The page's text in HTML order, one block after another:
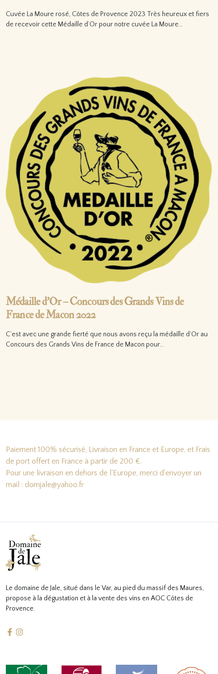
Cuvée La Moure rosé, Côtes de Provence 2023 Très heureux et fiers
de recevoir cette Médaille d’Or pour notre cuvée La Moure…
Médaille d’Or – Concours des Grands Vins de
France de Macon 2022
C’est avec une grande fierté que nous avons reçu la médaille d’Or au
Concours des Grands Vins de France de Macon pour…
Paiement 100% sécurisé, Livraison en France et Europe, et Frais
de port offert en France à partir de 200 €.
Pour une livraison en dehors de l'Europe, merci d'envoyer un
mail : domjale@yahoo.fr
Le domaine de Jale, situé dans le Var, au pied du massif des Maures,
propose à la dégustation et à la vente des vins en AOC Côtes de
Provence.